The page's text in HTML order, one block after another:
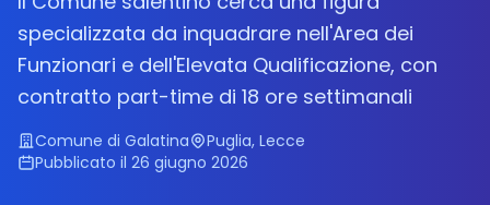
specializzata da inquadrare nell'Area dei
Funzionari e dell'Elevata Qualificazione, con
contratto part-time di 18 ore settimanali
Comune di Galatina
Puglia, Lecce
Pubblicato il 26 giugno 2026